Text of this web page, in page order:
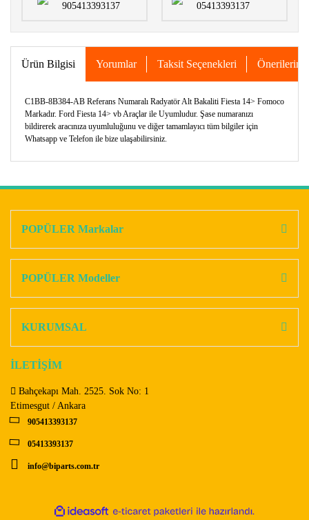
905413393137
05413393137
Ürün Bilgisi Yorumlar Taksit Seçenekleri Önerileriniz
C1BB-8B384-AB Referans Numaralı Radyatör Alt Bakaliti Fiesta 14> Fomoco
Markadır. Ford Fiesta 14> vb Araçlar ile Uyumludur. Şase numaranızı
bildirerek aracınıza uyumluluğunu ve diğer tamamlayıcı tüm bilgiler için
Whatsapp ve Telefon ile bize ulaşabilirsiniz.
Ürün açıklamasında eksik bilgiler bulunuyor.
Bu ürüne benzer farklı alternatifler olmalı.
POPÜLER Markalar
POPÜLER Modeller
KURUMSAL
İLETİŞİM
Bahçekapı Mah. 2525. Sok No: 1
Etimesgut / Ankara
905413393137
05413393137
info@biparts.com.tr
ideasoft
e-